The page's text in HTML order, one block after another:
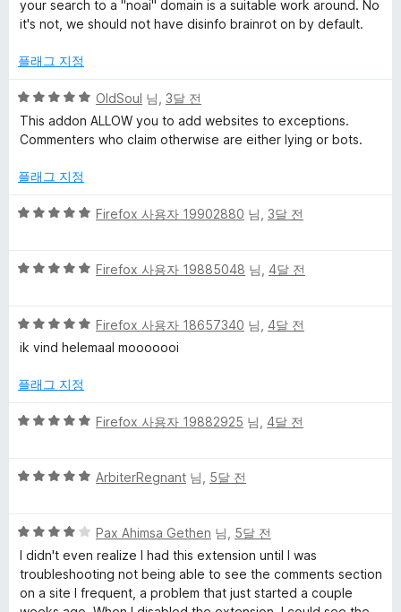
점
점
1
your search to a "noai" domain is a suitable work around. No
it's not, we should not have disinfo brainrot on by default.
플래그 지정
5
점
만
에
점
OldSoul 님, 3달 전
This addon ALLOW you to add websites to exceptions.
Commenters who claim otherwise are either lying or bots.
플래그 지정
5
점
점
Firefox 사용자 19902880 님, 3달 전
5
점
에
점
Firefox 사용자 19885048 님, 4달 전
5
점
점
5
Firefox 사용자 18657340 님, 4달 전
ik vind helemaal mooooooi
플래그 지정
5
점
점
Firefox 사용자 19882925 님, 4달 전
5
점
에
5
점
ArbiterRegnant 님, 5달 전
5
점
만
점
에
Pax Ahimsa Gethen 님, 5달 전
I didn't even realize I had this extension until I was
troubleshooting not being able to see the comments section
on a site I frequent, a problem that just started a couple